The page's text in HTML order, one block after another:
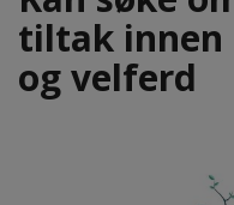
tiltak innen
og velferd